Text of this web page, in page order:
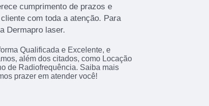
cumprimento de prazos e
com toda a atenção. Para
Dermapro laser.
Qualificada e Excelente, e
além dos citados, como Locação
de Radiofrequência. Saiba mais
prazer em atender você!